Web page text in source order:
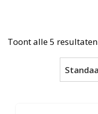
Toont alle 5 resultaten